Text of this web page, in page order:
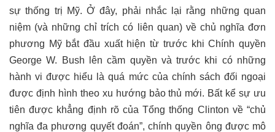
sự thống trị Mỹ. Ở đây, phải nhắc lại rằng những quan
niệm (và những chỉ trích có liên quan) về chủ nghĩa đơn
phương Mỹ bắt đầu xuất hiện từ trước khi Chính quyền
George W. Bush lên cầm quyền và trước khi có những
hành vi được hiểu là quá mức của chính sách đối ngoại
được định hình theo xu hướng bảo thủ mới. Bất kể sự ưu
tiên được khẳng định rõ của Tổng thống Clinton về “chủ
nghĩa đa phương quyết đoán”, chính quyền ông được mô